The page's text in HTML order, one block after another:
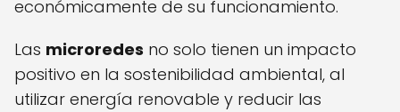
económicamente de su funcionamiento.
Las microredes no solo tienen un impacto
positivo en la sostenibilidad ambiental, al
utilizar energía renovable y reducir las